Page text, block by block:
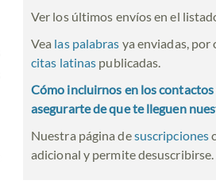
Ver los últimos envíos en el
Vea las palabras ya enviadas,
citas latinas publicadas.
Cómo incluirnos en los
asegurarte de que te lleguen
Nuestra página desuscripciones
adicional y permite desuscribirse.